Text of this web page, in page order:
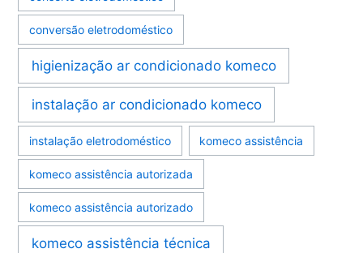
conversão eletrodoméstico
higienização ar condicionado komeco
instalação ar condicionado komeco
instalação eletrodoméstico komeco assistência
komeco assistência autorizada
komeco assistência autorizado
komeco assistência técnica